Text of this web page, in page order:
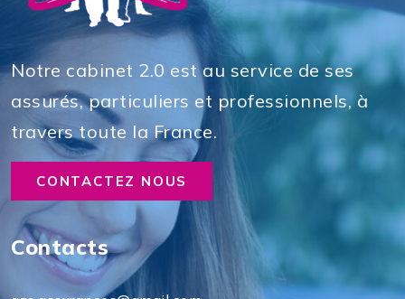
Notre cabinet 2.0 est au service de ses
assurés, particuliers et professionnels, à
travers toute la France.
CONTACTEZ NOUS
Contacts